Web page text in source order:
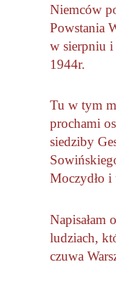
Niemców
Powstania
w sierpniu i
1944r.
Tu w tym
prochami
siedziby
Moczydło i
ludziach,
czuwa